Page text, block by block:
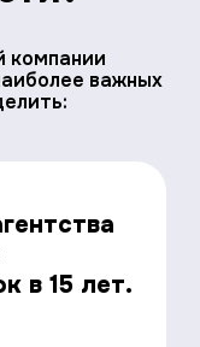
компании
важных
в 15 лет.